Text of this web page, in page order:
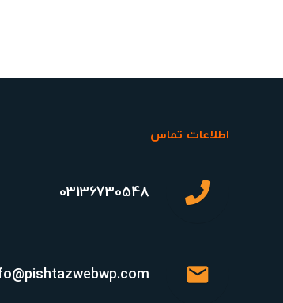
اطلاعات تماس
03136730548
mail